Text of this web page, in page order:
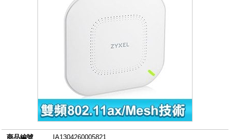
商品編號
IA1304260005821